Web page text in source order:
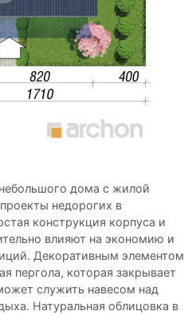
дома с жилой
недорогих в
конструкция корпуса и
влияют на экономию и
Декоративным элементом
пергола, которая закрывает
служить навесом над
Натуральная облицовка в